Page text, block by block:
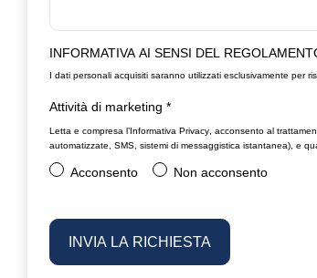
INFORMATIVA AI SENSI DEL
I dati personali acquisiti saranno utilizzati esclusivamente per
Attività di marketing *
Letta e compresa l’Informativa Privacy , acconsento al
automatizzate, SMS, sistemi di messaggistica istantanea), e
Acconsento Non acconsento